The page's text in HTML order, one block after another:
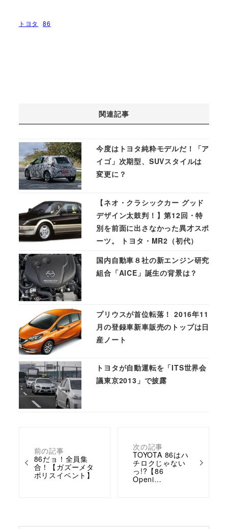
トヨタ 86
前の記事
86だョ！全員集
合！【ガズーメタ
ポリスイベント】
次の記事
TOYOTA 86はハ
チロクじゃない
っ!?【86
Openi…
関連記事
今度はトヨタ純粋モデルだ！「ア
イゴ」次期型、SUVスタイルは
変更に？
【ネオ・クラシックカー グッド
デザイン太鼓判！】第12回・特
別を前面に出さなかった異才スポ
ーツ。 トヨタ・MR2（初代）
国内自動車８社の新エンジン研究
組合「AICE」誕生の背景は？
プリウスが首位転落！ 2016年11
月の登録車新車販売のトップは日
産ノート
トヨタが自動運転を「ITS世界会
議東京2013」で披露